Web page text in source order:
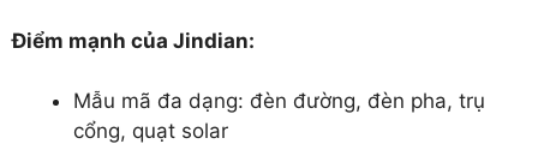
Điểm mạnh của Jindian:
Mẫu mã đa dạng: đèn đường, đèn pha, trụ
cổng, quạt solar